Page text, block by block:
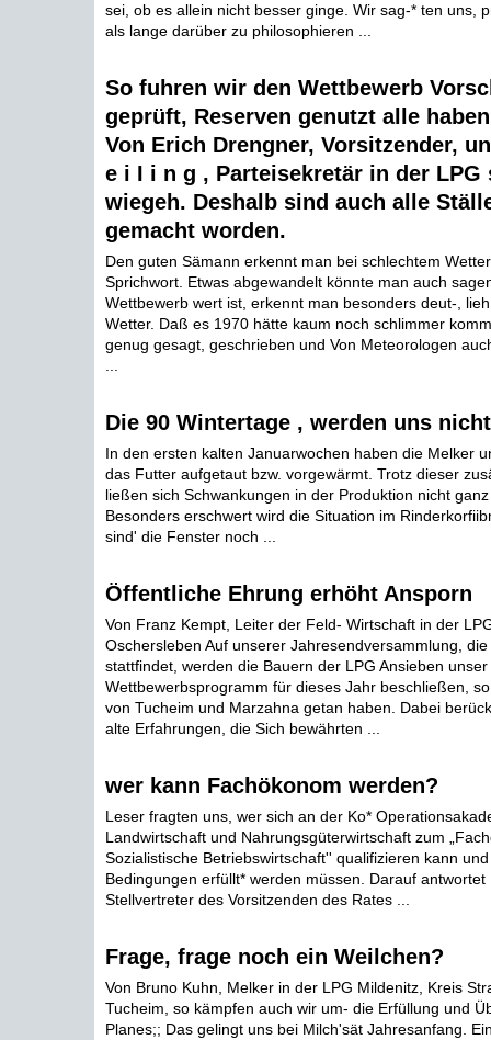
sei, ob es allein nicht besser ginge. Wir sag-* ten uns,
als lange darüber zu philosophieren ...
So fuhren wir den Wettbewerb
geprüft, Reserven genutzt alle
Von Erich Drengner, Vorsitzender,
e i I i n g , Parteisekretär in der LPG
wiegeh. Deshalb sind auch alle
gemacht worden.
Den guten Sämann erkennt man bei schlechtem
Sprichwort. Etwas abgewandelt könnte man auch
Wettbewerb wert ist, erkennt man besonders deut-,
Wetter. Daß es 1970 hätte kaum noch schlimmer
genug gesagt, geschrieben und Von Meteorologen
Die 90 Wintertage , werden uns
In den ersten kalten Januarwochen haben die Melker
das Futter aufgetaut bzw. vorgewärmt. Trotz dieser
ließen sich Schwankungen in der Produktion nicht
Besonders erschwert wird die Situation im
sind' die Fenster noch ...
Öffentliche Ehrung erhöht Ansporn
Von Franz Kempt, Leiter der Feld- Wirtschaft in der
Oschersleben Auf unserer Jahresendversammlung,
stattfindet, werden die Bauern der LPG Ansieben unser
Wettbewerbsprogramm für dieses Jahr beschließen,
von Tucheim und Marzahna getan haben. Dabei
alte Erfahrungen, die Sich bewährten ...
wer kann Fachökonom werden?
Leser fragten uns, wer sich an der Ko*
Landwirtschaft und Nahrungsgüterwirtschaft zum
Sozialistische Betriebswirtschaft'' qualifizieren kann
Bedingungen erfüllt* werden müssen. Darauf antwortet
Stellvertreter des Vorsitzenden des Rates ...
Frage, frage noch ein Weilchen?
Von Bruno Kuhn, Melker in der LPG Mildenitz, Kreis
Tucheim, so kämpfen auch wir um- die Erfüllung und
Planes;; Das gelingt uns bei Milch'sät Jahresanfang.